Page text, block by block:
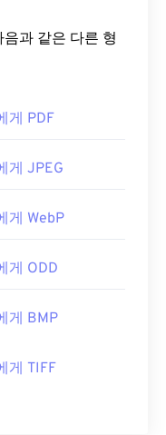
게 PDF
게 JPEG
게 WebP
게 ODD
게 BMP
게 TIFF